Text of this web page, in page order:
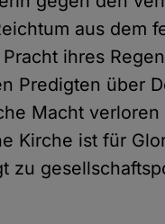
aus dem
ihres
Predigten über
Macht
Kirche ist für
zu